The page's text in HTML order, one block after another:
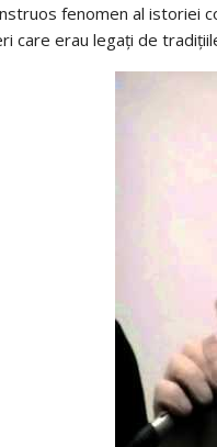
fenomen al istoriei
care erau legaţi de